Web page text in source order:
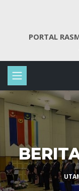
PORTAL